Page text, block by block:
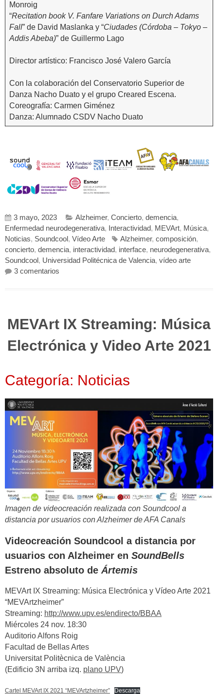
Monroig
“Recitation book V. Fanfare Variations on Durch Adams
Fall” de David Maslanka y “Ciudades (Córdoba – Tokyo –
Addis Abeba)” de Guillermo Lago
Director artístico: Francisco José Valero García
Con la colaboración del Conservatorio Superior de
Danza Nacho Duato y el grupo Creared Escena.
Coreografía: Carmen Giménez
Danza: Alumnado CSDV Nacho Duato
3 mayo, 2023 Alzheimer, Concierto, demencia,
Enfermedad neurodegenerativa, Interactividad, MEVArt, Música,
Noticias, Soundcool , Vídeo Arte Alzheimer, composición,
concierto, demencia, interactividad, interface, neurodegenerativa,
Soundcool , Universidad Politécnica de Valencia, vídeo arte
3 comentarios
MEVArt IX Streaming: Música
Electrónica y Video Arte 2021
Categoría: Noticias
Imagen de videocreación realizada con Soundcool a
distancia por usuarios con Alzheimer de AFA Canals
Videocreación Soundcool a distancia por
usuarios con Alzheimer en SoundBells
Estreno absoluto de Ártemis
MEVArt IX Streaming: Música Electrónica y Vídeo Arte 2021
“MEVArtzheimer”
Streaming: http://www.upv.es/endirecto/BBAA
Miércoles 24 nov. 18:30
Auditorio Alfons Roig
Facultad de Bellas Artes
Universitat Politècnica de València
(Edificio 3N arriba izq. plano UPV)
Cartel MEVArt IX 2021 “MEVArtzheimer” Descarga